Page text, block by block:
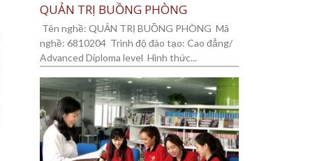
QUẢN TRỊ BUỒNG PHÒNG
Tên nghề: QUẢN TRỊ BUỒNG PHÒNG Mã
nghề: 6810204 Trình độ đào tạo: Cao đẳng/
Advanced Diploma level Hình thức...